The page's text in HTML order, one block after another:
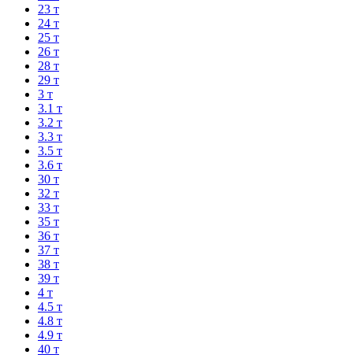
23 т
24 т
25 т
26 т
28 т
29 т
3 т
3.1 т
3.2 т
3.3 т
3.5 т
3.6 т
30 т
32 т
33 т
35 т
36 т
37 т
38 т
39 т
4 т
4.5 т
4.8 т
4.9 т
40 т